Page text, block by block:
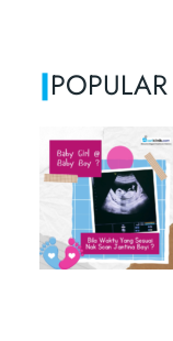
|POPULAR